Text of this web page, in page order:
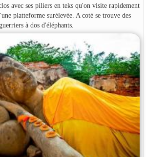
avec ses piliers en teks qu'on visite rapidement
platteforme surélevée. A coté se trouve des
à dos d'éléphants.